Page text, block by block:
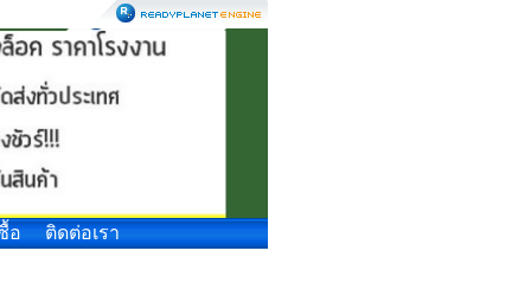
อ ติดต่อเรา